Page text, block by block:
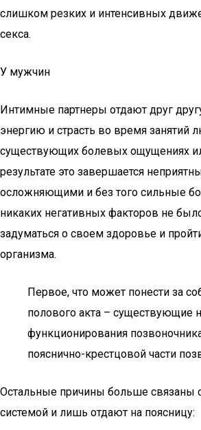
слишком резких и интенсивных
секса.
У мужчин
Интимные партнеры отдают друг
энергию и страсть во время занятий
существующих болевых ощущениях
результате это завершается
осложняющими и без того сильные
никаких негативных факторов не
задуматься о своем здоровье и
организма.
Первое, что может понести за
полового акта – существующие
функционирования
пояснично-крестцовой части
Остальные причины больше связаны
системой и лишь отдают на поясницу: